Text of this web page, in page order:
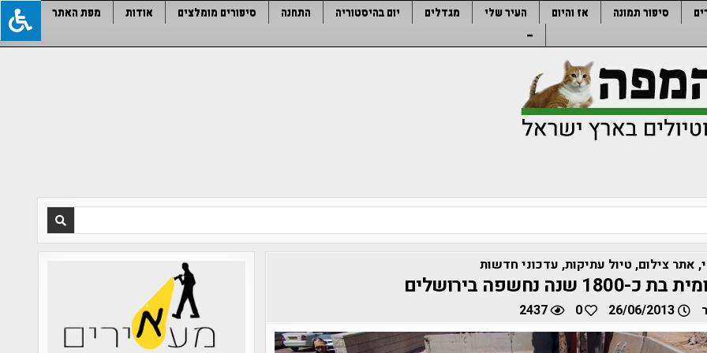
סיפור תמונה אז והיום העיר שלי מגדלים יום בהיסטוריה התחנה סיפורים מומלצים אודות
מפת האתר
–
, אתר צילום, טיול עתיקות, עדכוני חדשות
שנה נחשפה בירושלים
26/06/2013
0
2437